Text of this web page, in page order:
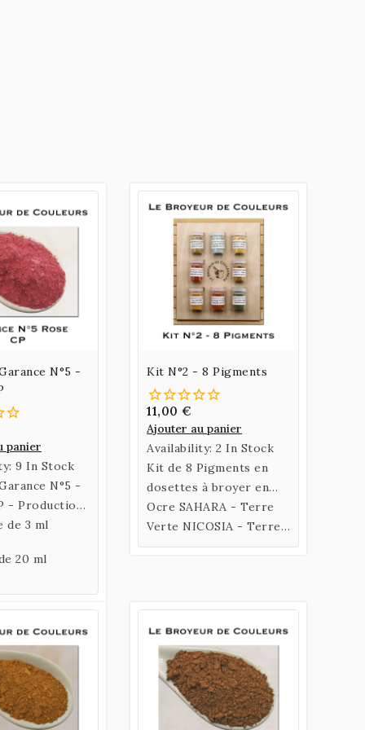
N°5 -
panier
9 In Stock
N°5 -
- Production
de 3 ml
20 ml
Kit N°2 - 8 Pigments
11,00 €
Ajouter au panier
Availability: 2 In Stock
Kit de 8 Pigments en
dosettes à broyer en
une ou deux fois -
Permettent d'obtenir
de 4 à 8 coquillages
Ocre SAHARA - Terre
Verte NICOSIA - Terre
Rouge de Venise - Terre
Naturelle - Ocre
HAVANE - Terre Verte
VAGONE